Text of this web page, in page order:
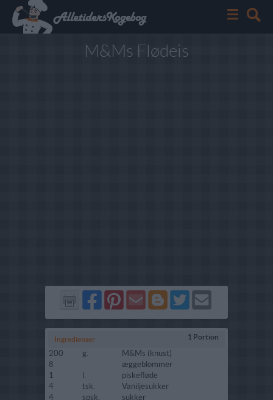
M&Ms Flødeis
Del
på
Facebook
Del
på
Pinterest
Send
via
GMail
Del
på
Blogger
Del
på
Twitter
Send
Ingredienser 1 Portion
200 g.
M&Ms (knust)
8
æggeblommer
1
l.
piskefløde
4
tsk.
Vaniljesukker
4
spsk. sukker